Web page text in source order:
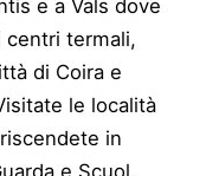
e a Vals dove
centri termali,
di Coira e
le località
in
e Scuol.